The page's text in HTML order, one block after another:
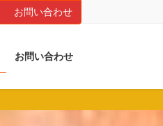
お問い合わせ
お問い合わせ